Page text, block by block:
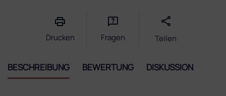
Drucken Fragen Teilen
BESCHREIBUNG BEWERTUNG DISKUSSION